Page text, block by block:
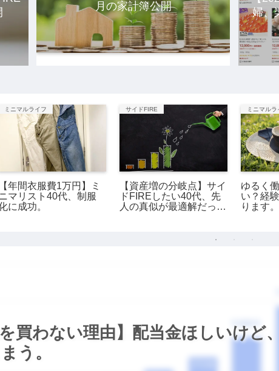
月の家計簿公開
婦、
ミニマルライフ
【年間衣服費1万円】ミ
マリスト40代、制服
に成功。
サイドFIRE
【資産増の分岐点】サイ
ドFIREしたい40代、先
人の真似が最適解だっ
ミニマルラ
ゆるく
い？経
ります。
を買わない理由】配当金ほしいけど
う。